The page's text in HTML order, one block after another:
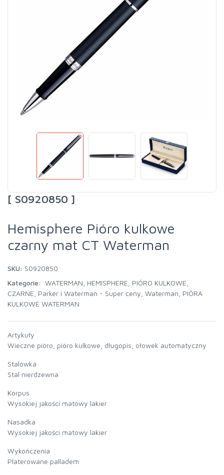
[ S0920850 ]
Hemisphere Pióro kulkowe
czarny mat CT Waterman
SKU: S0920850
Kategorie: WATERMAN HEMISPHERE PIÓRO KULKOWE
CZARNE Parker i Waterman - Super ceny Waterman PIÓRA
KULKOWE WATERMAN
Artykuły
Wieczne pióro, pióro kulkowe, długopis, ołowek automatyczny
Stalówka
Stal nierdzewna
Korpus
Wysokiej jakości matowy lakier
Nasadka
Wysokiej jakości matowy lakier
Wykończenia
Platerowane palladem